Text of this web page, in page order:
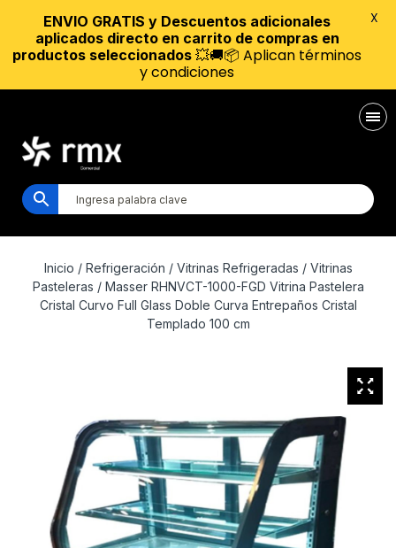
Inicio / Refrigeración / Vitrinas Refrigeradas / Vitrinas
Pasteleras / Masser RHNVCT-1000-FGD Vitrina Pastelera
Cristal Curvo Full Glass Doble Curva Entrepaños Cristal
Templado 100 cm
ENVIO GRATIS y Descuentos adicionales
aplicados directo en carrito de compras en
productos seleccionados 💥🚚📦 Aplican términos
y condiciones
X